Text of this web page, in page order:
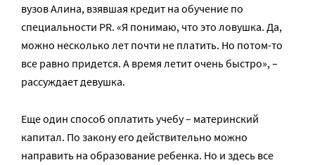
вузов Алина, взявшая кредит на обучение по
специальности PR. «Я понимаю, что это ловушка. Да,
можно несколько лет почти не платить. Но потом-то
все равно придется. А время летит очень быстро», –
рассуждает девушка.
Еще один способ оплатить учебу – материнский
капитал. По закону его действительно можно
направить на образование ребенка. Но и здесь все